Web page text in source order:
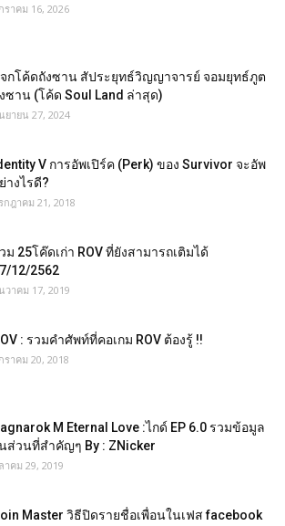
ราคม 16, 2026
กโค้ดถังซาน สัประยุทธ์วิญญาจารย์ จอมยุทธ์ภูต
ซาน (โค้ด Soul Land ล่าสุด)
ยายน 27, 2024
V การอัพเปิร์ค (Perk) ของ Survivor จะอัพ
างไรดี?
กฎาคม 21, 2018
ม 25โค๊ดเก่า ROV ที่ยังสามารถเติมได้
12/2562
วาคม 17, 2019
: รวมคำศัพท์ที่คอเกม ROV ต้องรู้ !!
ราคม 20, 2018
M Eternal Love :ไกด์ EP 6.0 รวมข้อมูล
ส่วนที่สำคัญๆ By : ZNicker
าคม 29, 2019
Master วิธีปิดรายชื่อเพื่อนในเฟส facebook